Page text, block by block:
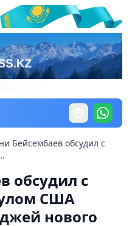
Бейсембаев обсудил с
обсудил с
США
нового